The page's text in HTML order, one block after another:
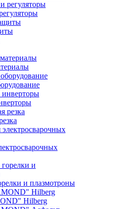
и плазмотроны
Hilberg